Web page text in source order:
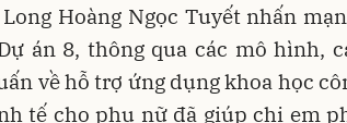
Hoàng Ngọc Tuyết nhấn
án 8, thông qua các mô hình,
về hỗ trợ ứng dụng khoa học
tế cho phụ nữ đã giúp chị em